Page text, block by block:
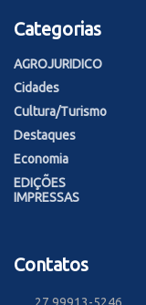
Categorias
AGROJURIDICO
Cidades
Cultura/Turismo
Destaques
Economia
EDIÇÕES
IMPRESSAS
Contatos